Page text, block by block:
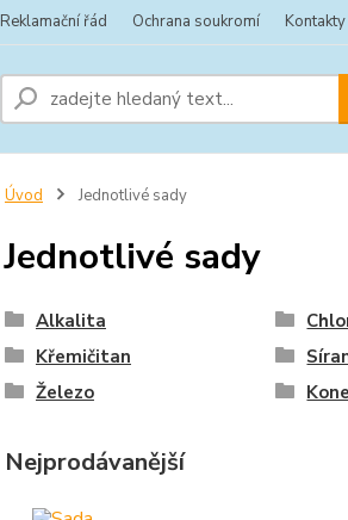
Reklamační řád Ochrana soukromí Kontakty
Úvod Jednotlivé sady
Jednotlivé sady
Alkalita
Křemičitan
Železo
Nejprodávanější